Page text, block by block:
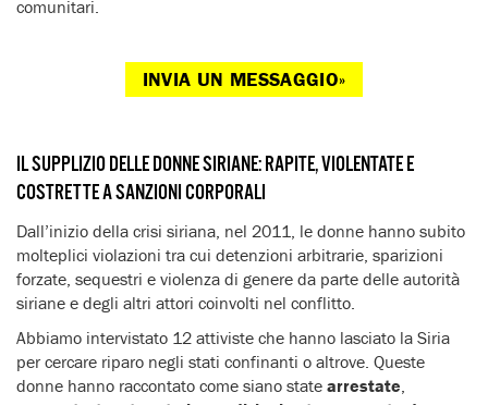
comunitari.
INVIA UN MESSAGGIO»
IL SUPPLIZIO DELLE DONNE SIRIANE: RAPITE, VIOLENTATE E
COSTRETTE A SANZIONI CORPORALI
Dall’inizio della crisi siriana, nel 2011, le donne hanno subito
molteplici violazioni tra cui detenzioni arbitrarie, sparizioni
forzate, sequestri e violenza di genere da parte delle autorità
siriane e degli altri attori coinvolti nel conflitto.
Abbiamo intervistato 12 attiviste che hanno lasciato la Siria
per cercare riparo negli stati confinanti o altrove. Queste
donne hanno raccontato come siano state arrestate,